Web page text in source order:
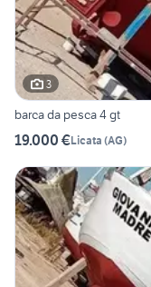
3
barca da pesca 4 gt
19.000 €Licata (AG)